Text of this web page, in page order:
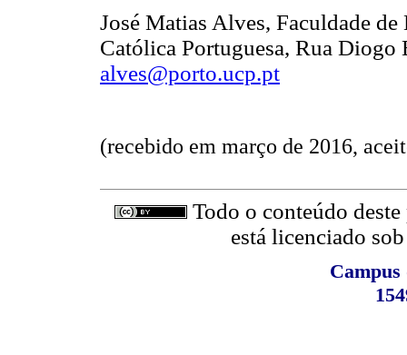
José Matias Alves, Faculdade
Católica Portuguesa, Rua
alves@porto.ucp.pt
(recebido em março de 2016,
Todo o conteúdo
está licenciado